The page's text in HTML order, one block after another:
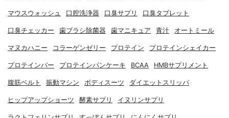
マウスウォッシュ 口腔洗浄器 口臭サプリ 口臭タブレット
口臭チェッカー 歯ブラシ除菌器 歯マニキュア 青汁 オートミール
マヌカハニー コラーゲンゼリー プロテイン プロテインシェイカー
プロテインバー プロテインパンケーキ BCAA HMBサプリメント
腹筋ベルト 振動マシン ボディスーツ ダイエットスリッパ
ヒップアップショーツ 酵素サプリ イヌリンサプリ